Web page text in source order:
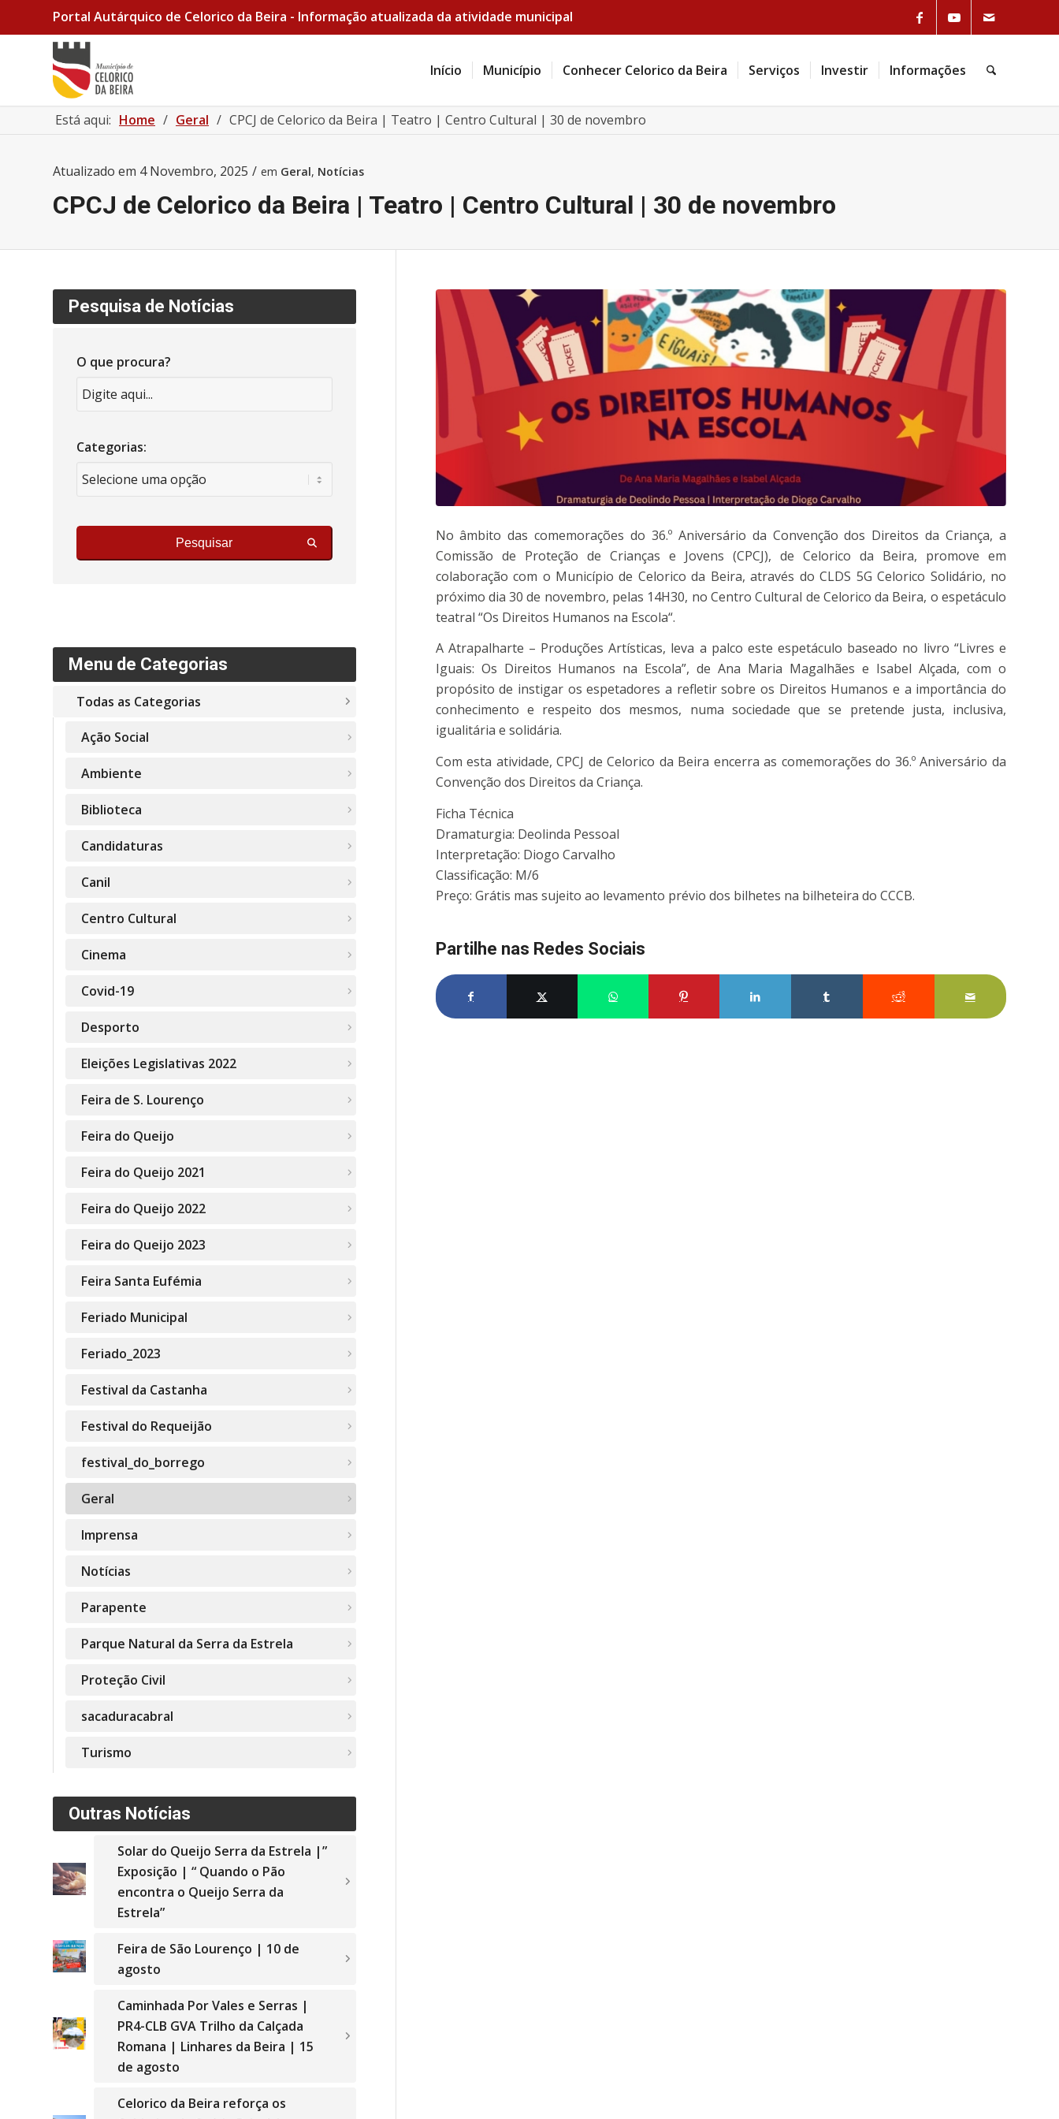
Link to Facebook
Link to Youtube
Portal Autárquico de Celorico da Beira - Informação atualizada da atividade municipal
Início Município Conhecer Celorico da Beira Serviços Investir Informações Pesquisa
Está aqui: Home / Geral / CPCJ de Celorico da Beira | Teatro | Centro Cultural | 30 de novembro
Atualizado em 4 Novembro, 2025 / em Geral, Notícias
CPCJ de Celorico da Beira | Teatro | Centro Cultural | 30 de novembro
No âmbito das comemorações do 36.º Aniversário da Convenção dos Direitos da Criança, a
Comissão de Proteção de Crianças e Jovens (CPCJ), de Celorico da Beira, promove em
colaboração com o Município de Celorico da Beira, através do CLDS 5G Celorico Solidário, no
próximo dia 30 de novembro, pelas 14H30, no Centro Cultural de Celorico da Beira, o espetáculo
teatral “Os Direitos Humanos na Escola“.
A Atrapalharte – Produções Artísticas, leva a palco este espetáculo baseado no livro “Livres e
Iguais: Os Direitos Humanos na Escola”, de Ana Maria Magalhães e Isabel Alçada, com o
propósito de instigar os espetadores a refletir sobre os Direitos Humanos e a importância do
conhecimento e respeito dos mesmos, numa sociedade que se pretende justa, inclusiva,
igualitária e solidária.
Com esta atividade, CPCJ de Celorico da Beira encerra as comemorações do 36.º Aniversário da
Convenção dos Direitos da Criança.
Ficha Técnica
Dramaturgia: Deolinda Pessoal
Interpretação: Diogo Carvalho
Classificação: M/6
Preço: Grátis mas sujeito ao levamento prévio dos bilhetes na bilheteira do CCCB.
Partilhe nas Redes Sociais
Partilhe no FacebookPartilhe no XShare on WhatsAppPartilhe no PinterestPartilhe no LinkedInPartilhe no TumblrPartilhe no RedditPartilhar por
Pesquisa de Notícias
O que procura?
Categorias:
Pesquisar
Menu de Categorias
Todas as Categorias
Ação Social
Ambiente
Biblioteca
Candidaturas
Canil
Centro Cultural
Cinema
Covid-19
Desporto
Eleições Legislativas 2022
Feira de S. Lourenço
Feira do Queijo
Feira do Queijo 2021
Feira do Queijo 2022
Feira do Queijo 2023
Feira Santa Eufémia
Feriado Municipal
Feriado_2023
Festival da Castanha
Festival do Requeijão
festival_do_borrego
Geral
Imprensa
Notícias
Parapente
Parque Natural da Serra da Estrela
Proteção Civil
sacaduracabral
Turismo
Outras Notícias
Solar do Queijo Serra da Estrela |”
Exposição | “ Quando o Pão
encontra o Queijo Serra da
Estrela”
Feira de São Lourenço | 10 de
agosto
Caminhada Por Vales e Serras |
PR4-CLB GVA Trilho da Calçada
Romana | Linhares da Beira | 15
de agosto
Celorico da Beira reforça os